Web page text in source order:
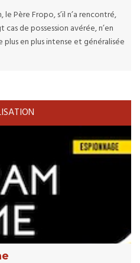
Père Fropo, s’il n’a rencontré,
de possession avérée, n’en
plus en plus intense et généralisée